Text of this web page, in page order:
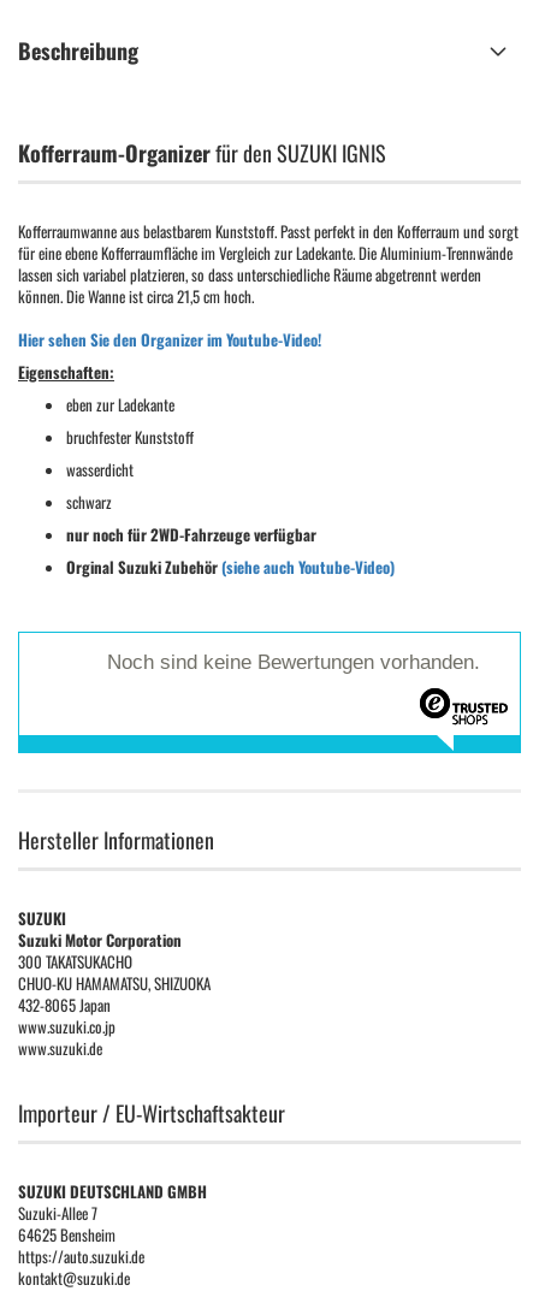
Beschreibung
Kofferraum-Organizerfür den SUZUKI IGNIS
Kofferraumwanne aus belastbarem Kunststoff. Passt perfekt in den Kofferraum und sorgt
für eine ebene Kofferraumfläche im Vergleich zur Ladekante. Die Aluminium-Trennwände
lassen sich variabel platzieren, so dass unterschiedliche Räume abgetrennt werden
können. Die Wanne ist circa 21,5 cm hoch.
Hier sehen Sie den Organizer im Youtube-Video!
Eigenschaften:
eben zur Ladekante
bruchfester Kunststoff
wasserdicht
schwarz
nur noch für 2WD-Fahrzeuge verfügbar
Orginal Suzuki Zubehör(siehe auch Youtube-Video)
Noch sind keine Bewertungen vorhanden.
Hersteller Informationen
SUZUKI
Suzuki Motor Corporation
300 TAKATSUKACHO
CHUO-KU HAMAMATSU, SHIZUOKA
432-8065 Japan
www.suzuki.co.jp
www.suzuki.de
Importeur / EU-Wirtschaftsakteur
SUZUKI DEUTSCHLAND GMBH
Suzuki-Allee 7
64625 Bensheim
https://auto.suzuki.de
kontakt@suzuki.de